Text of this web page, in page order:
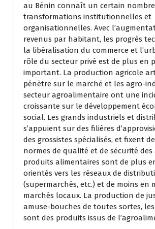
au Bénin connaît un certain
transformations institutionnelles et
organisationnelles. Avec
revenus par habitant, les progrès
la libéralisation du commerce et
rôle du secteur privé est de plus en
important. La production agricole
pénètre sur le marché et les agro-
secteur agroalimentaire ont une
croissante sur le développement
social. Les grands industriels et
s’appuient sur des filières
des grossistes spécialisés, et fixent
normes de qualité et de sécurité des
produits alimentaires sont de plus
orientés vers les réseaux de
(supermarchés, etc.) et de moins en
marchés locaux. La production de
amuse-bouches de toutes sortes,
sont des produits issus de